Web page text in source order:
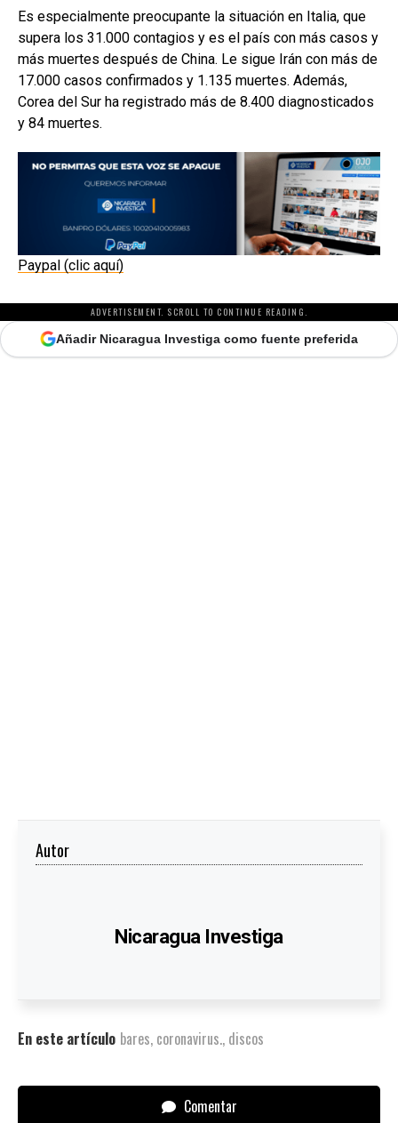
Es especialmente preocupante la situación en Italia, que
supera los 31.000 contagios y es el país con más casos y
más muertes después de China. Le sigue Irán con más de
17.000 casos confirmados y 1.135 muertes. Además,
Corea del Sur ha registrado más de 8.400 diagnosticados
y 84 muertes.
Paypal (clic aquí)
ADVERTISEMENT. SCROLL TO CONTINUE READING.
Añadir Nicaragua Investiga como fuente preferida
Autor
Nicaragua Investiga
En este artículo bares, coronavirus., discos
Comentar